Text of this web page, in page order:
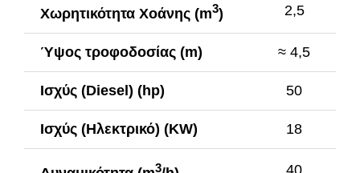
Χωρητικότητα Χοάνης (m3) 2,5
Ύψος τροφοδοσίας (m) ≈ 4,5
Ισχύς (Diesel) (hp) 50
Ισχύς (Ηλεκτρικό) (KW) 18
3 40